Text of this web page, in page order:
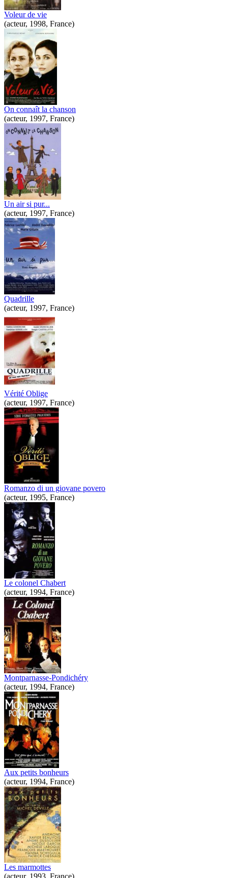
Voleur de vie
(acteur, 1998, France)
On connaît la chanson
(acteur, 1997, France)
Un air si pur...
(acteur, 1997, France)
Quadrille
(acteur, 1997, France)
Vérité Oblige
(acteur, 1997, France)
Romanzo di un giovane povero
(acteur, 1995, France)
Le colonel Chabert
(acteur, 1994, France)
Montparnasse-Pondichéry
(acteur, 1994, France)
Aux petits bonheurs
(acteur, 1994, France)
Les marmottes